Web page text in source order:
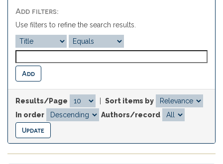
Add filters:
Use filters to refine the search results.
Results/Page
Sort items by
In order
Authors/record